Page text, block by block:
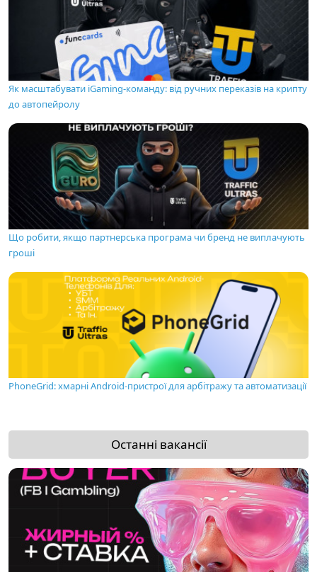
Як масштабувати iGaming-команду: від ручних переказів на крипту
до автопейролу
Що робити, якщо партнерська програма чи бренд не виплачують
гроші
PhoneGrid: хмарні Android-пристрої для арбітражу та автоматизації
Останні вакансії